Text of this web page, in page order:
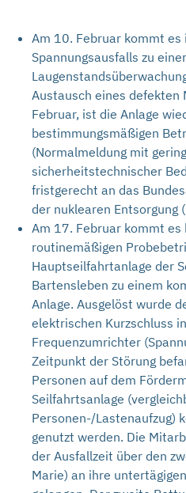
Am 10. Februar kommt es
Spannungsausfalls zu
Austausch eines defekten
Februar, ist die Anlage
bestimmungsmäßigen
(Normalmeldung mit
sicherheitstechnischer
fristgerecht an das
der nuklearen Entsorgung
Am 17. Februar kommt
routinemäßigen
Hauptseilfahrtanlage der
Bartensleben zu einem
Anlage. Ausgelöst wurde
elektrischen Kurzschluss
Frequenzumrichter
Zeitpunkt der Störung
Personen auf dem
Seilfahrtsanlage
Personen-/Lastenaufzug)
genutzt werden. Die
der Ausfallzeit über den
Marie) an ihre